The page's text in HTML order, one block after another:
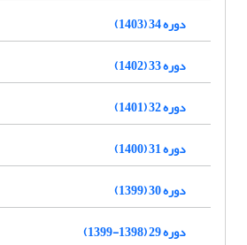
دوره 34 (1403)
دوره 33 (1402)
دوره 32 (1401)
دوره 31 (1400)
دوره 30 (1399)
دوره 29 (1398-1399)